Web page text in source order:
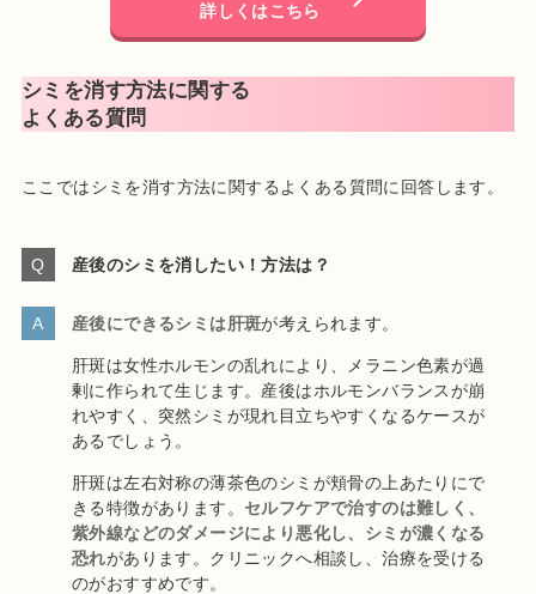
詳しくはこちら
シミを消す方法に関する
よくある質問
ここではシミを消す方法に関するよくある質問に回答します。
産後のシミを消したい！方法は？
産後にできるシミは肝斑が考えられます。
肝斑は女性ホルモンの乱れにより、メラニン色素が過
剰に作られて生じます。産後はホルモンバランスが崩
れやすく、突然シミが現れ目立ちやすくなるケースが
あるでしょう。
肝斑は左右対称の薄茶色のシミが頬骨の上あたりにで
きる特徴があります。 セルフケアで治すのは難しく、
紫外線などのダメージにより悪化し、シミが濃くなる
恐れがあります。クリニックへ相談し、治療を受ける
のがおすすめです。